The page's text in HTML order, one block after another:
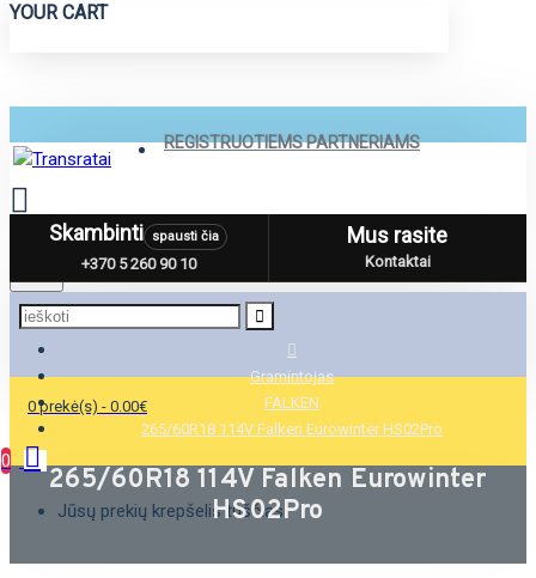
YOUR CART
REGISTRUOTIEMS PARTNERIAMS
Menu
0 prekė(s) - 0.00€
0
Jūsų prekių krepšelis tuščias
Skambinti spausti čia
+370 5 260 90 10
Mus rasite
Kontaktai
Gramintojas
FALKEN
265/60R18 114V Falken Eurowinter HS02Pro
265/60R18 114V Falken Eurowinter
HS02Pro